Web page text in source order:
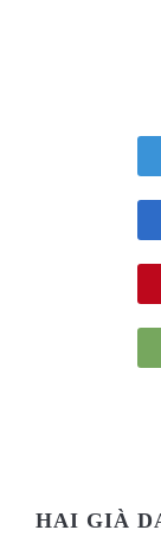
HAI GIÀ